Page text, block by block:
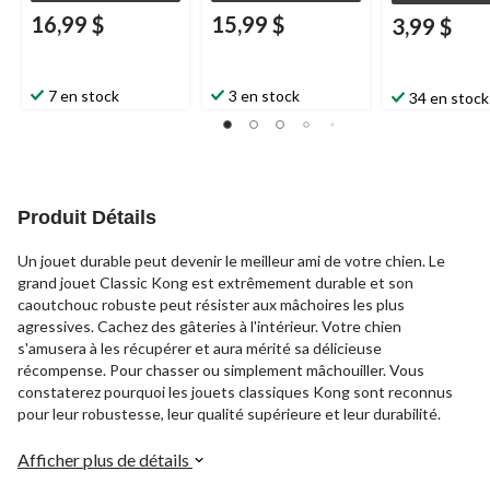
16,99 $
7 en stock
15,99 $
3 en stock
3,99 $
34 en stock
Produit Détails
Un jouet durable peut devenir le meilleur ami de votre chien. Le
grand jouet Classic Kong est extrêmement durable et son
caoutchouc robuste peut résister aux mâchoires les plus
agressives. Cachez des gâteries à l'intérieur. Votre chien
s'amusera à les récupérer et aura mérité sa délicieuse
récompense. Pour chasser ou simplement mâchouiller. Vous
constaterez pourquoi les jouets classiques Kong sont reconnus
pour leur robustesse, leur qualité supérieure et leur durabilité.
Afficher plus de détails